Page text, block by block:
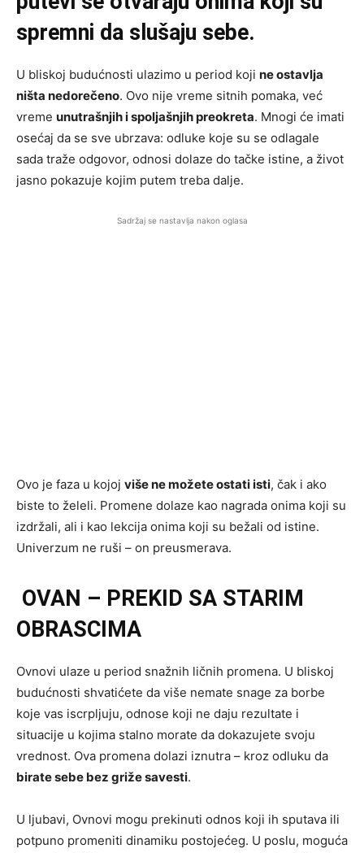
spremni da slušaju sebe.
U bliskoj budućnosti ulazimo u period koji ne ostavlja
ništa nedorečeno. Ovo nije vreme sitnih pomaka, već
vreme unutrašnjih i spoljašnjih preokreta. Mnogi će imati
osećaj da se sve ubrzava: odluke koje su se odlagale
sada traže odgovor, odnosi dolaze do tačke istine, a život
jasno pokazuje kojim putem treba dalje.
Sadržaj se nastavlja nakon oglasa
Ovo je faza u kojoj više ne možete ostati isti, čak i ako
biste to želeli. Promene dolaze kao nagrada onima koji su
izdržali, ali i kao lekcija onima koji su bežali od istine.
Univerzum ne ruši – on preusmerava.
OVAN – PREKID SA STARIM
OBRASCIMA
Ovnovi ulaze u period snažnih ličnih promena. U bliskoj
budućnosti shvatićete da više nemate snage za borbe
koje vas iscrpljuju, odnose koji ne daju rezultate i
situacije u kojima stalno morate da dokazujete svoju
vrednost. Ova promena dolazi iznutra – kroz odluku da
birate sebe bez griže savesti.
U ljubavi, Ovnovi mogu prekinuti odnos koji ih sputava ili
potpuno promeniti dinamiku postojećeg. U poslu, moguća